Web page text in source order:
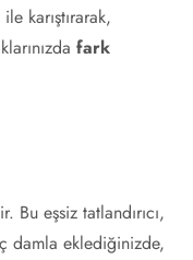
karıştırarak,
fark
Bu eşsiz tatlandırıcı,
damla eklediğinizde,